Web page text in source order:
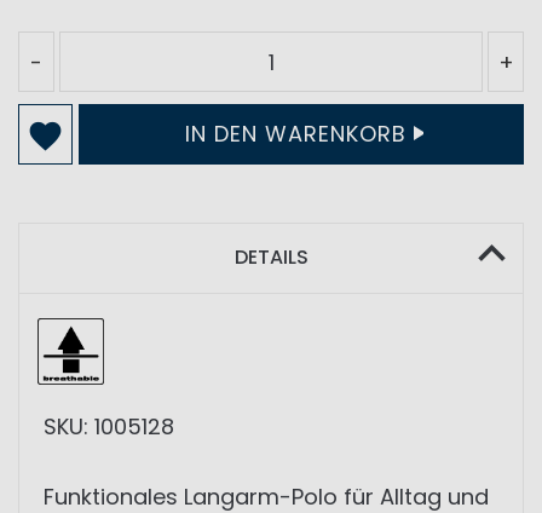
- +
IN DEN WARENKORB
DETAILS
SKU: 1005128
Funktionales Langarm-Polo für Alltag und